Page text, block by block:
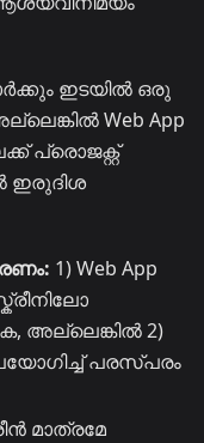
ഇടയിൽ ഒരു
Web App
പ്രൊജക്റ്റ്
ഇരുദിശ
1) Web App
അല്ലെങ്കിൽ 2)
പരസ്പരം
മാത്രമേ